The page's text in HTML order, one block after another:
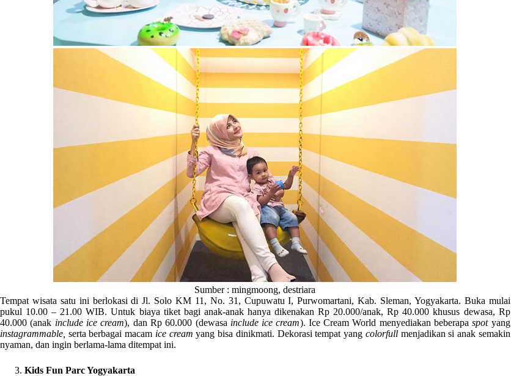
Sumber : mingmoong, destriara
Tempat wisata satu ini berlokasi di Jl. Solo KM 11, No. 31, Cupuwatu I, Purwomartani, Kab. Sleman, Yogyakarta. Buka mulai
pukul 10.00 – 21.00 WIB. Untuk biaya tiket bagi anak-anak hanya dikenakan Rp 20.000/anak, Rp 40.000 khusus dewasa, Rp
40.000 (anak include ice cream), dan Rp 60.000 (dewasa include ice cream). Ice Cream World menyediakan beberapaspot yang
instagrammable, serta berbagai macam ice creamyang bisa dinikmati. Dekorasi tempat yang colorfull menjadikan si anak semakin
nyaman, dan ingin berlama-lama ditempat ini.
Kids Fun Parc Yogyakarta